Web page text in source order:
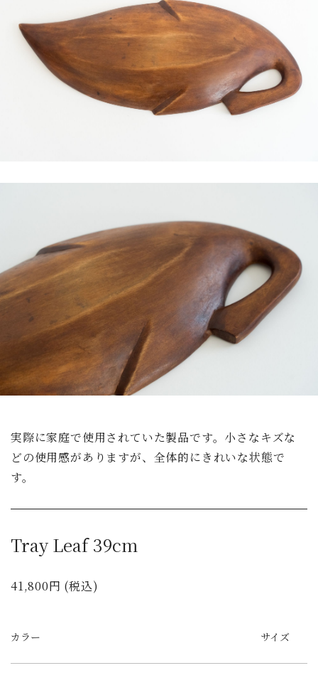
実際に家庭で使用されていた製品です。小さなキズな
どの使用感がありますが、全体的にきれいな状態で
す。
Tray Leaf 39cm
41,800円 (税込)
カラー サイズ